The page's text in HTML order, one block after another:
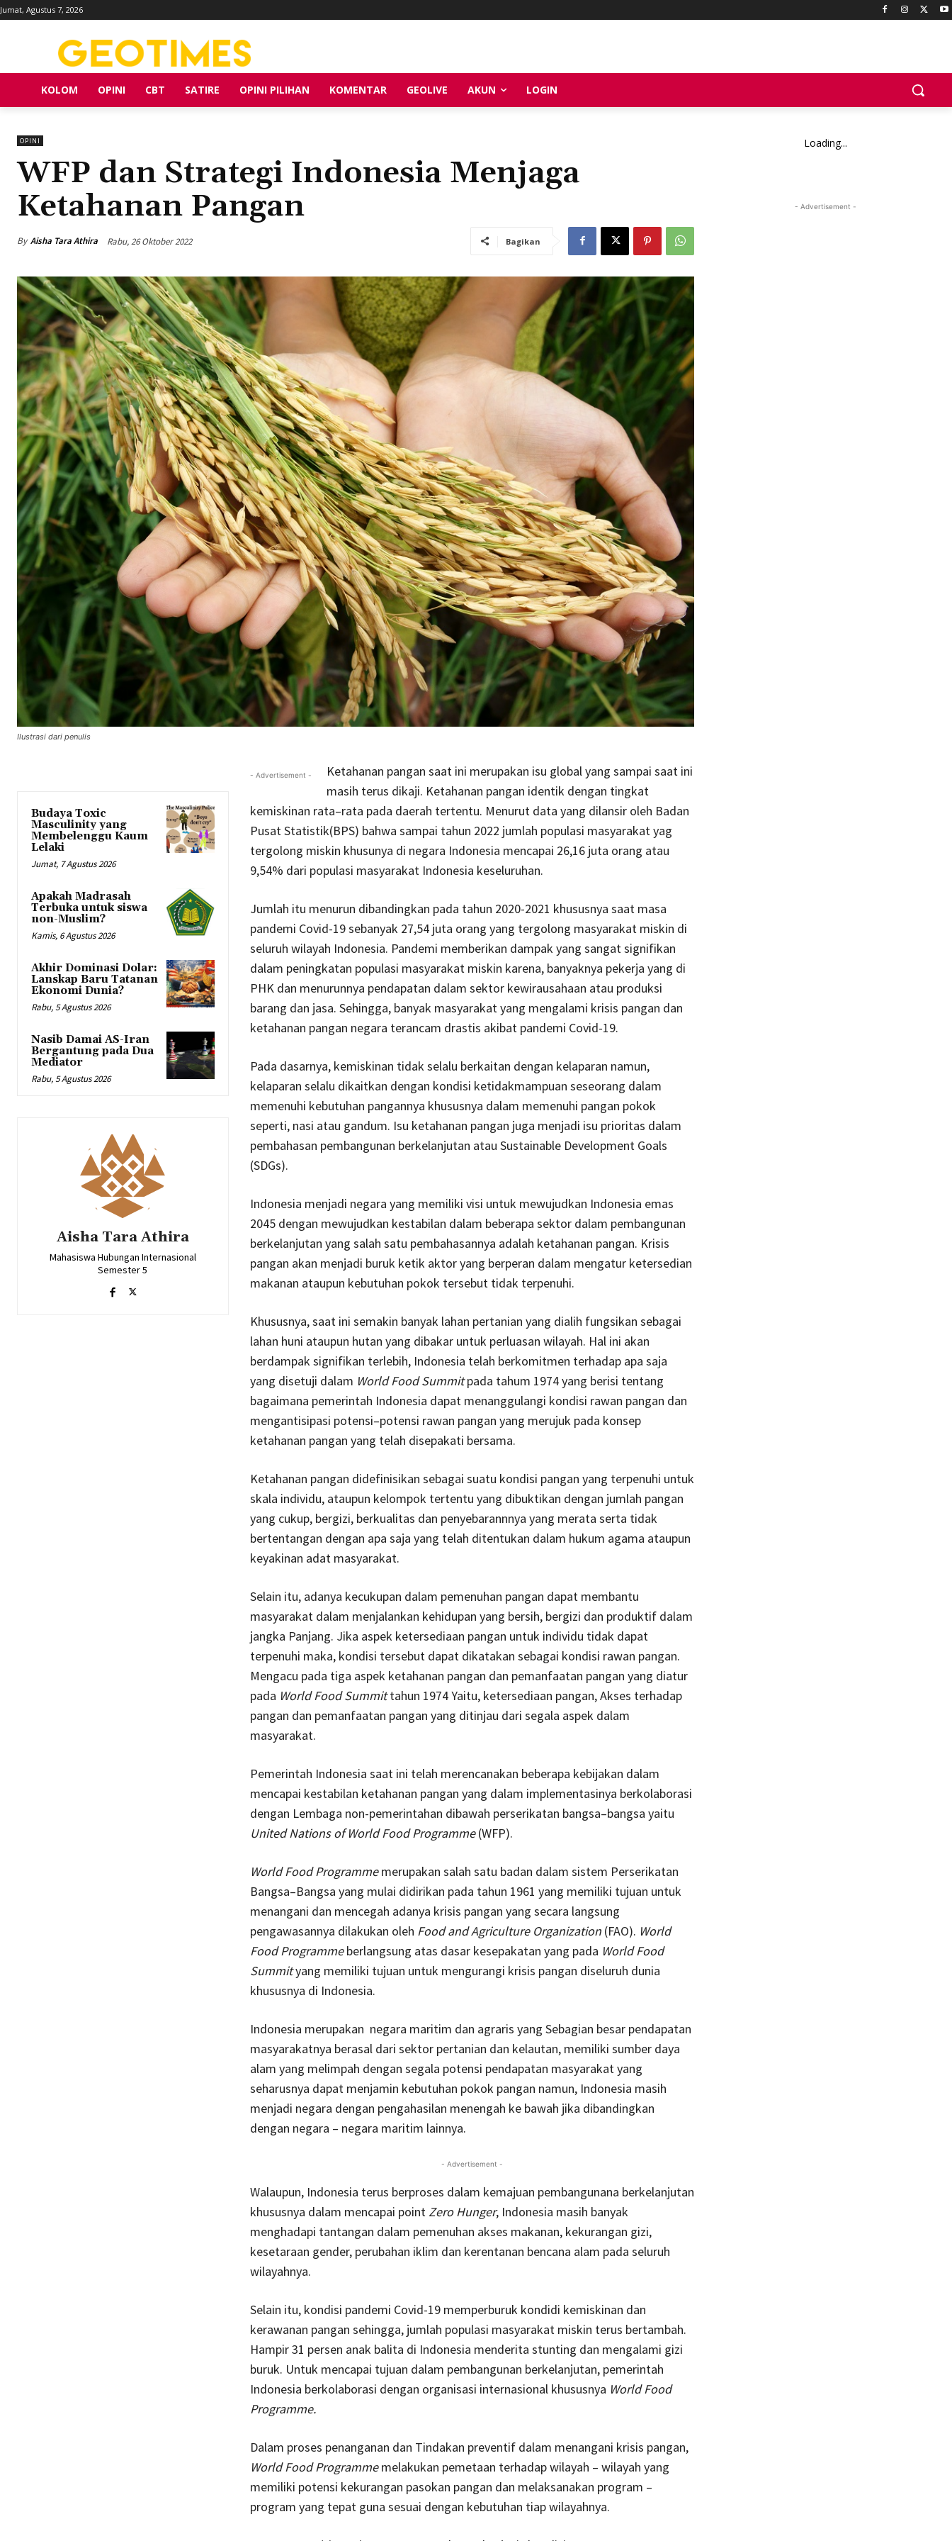
Jumat, Agustus 7, 2026
KOLOM OPINI CBT SATIRE OPINI PILIHAN KOMENTAR GEOLIVE AKUN LOGIN
OPINI
WFP dan Strategi Indonesia Menjaga
Ketahanan Pangan
By Aisha Tara Athira Rabu, 26 Oktober 2022 Bagikan
Ilustrasi dari penulis
Budaya Toxic
Masculinity yang
Membelenggu Kaum
Lelaki
Jumat, 7 Agustus 2026
Apakah Madrasah
Terbuka untuk siswa
non-Muslim?
Kamis, 6 Agustus 2026
Akhir Dominasi Dolar:
Lanskap Baru Tatanan
Ekonomi Dunia?
Rabu, 5 Agustus 2026
Nasib Damai AS-Iran
Bergantung pada Dua
Mediator
Rabu, 5 Agustus 2026
Aisha Tara Athira
Mahasiswa Hubungan Internasional
Semester 5
- Advertisement -
Ketahanan pangan saat ini merupakan isu global yang sampai saat ini
masih terus dikaji. Ketahanan pangan identik dengan tingkat
kemiskinan rata–rata pada daerah tertentu. Menurut data yang dilansir oleh Badan
Pusat Statistik(BPS) bahwa sampai tahun 2022 jumlah populasi masyarakat yag
tergolong miskin khusunya di negara Indonesia mencapai 26,16 juta orang atau
9,54% dari populasi masyarakat Indonesia keseluruhan.
Jumlah itu menurun dibandingkan pada tahun 2020-2021 khususnya saat masa
pandemi Covid-19 sebanyak 27,54 juta orang yang tergolong masyarakat miskin di
seluruh wilayah Indonesia. Pandemi memberikan dampak yang sangat signifikan
dalam peningkatan populasi masyarakat miskin karena, banyaknya pekerja yang di
PHK dan menurunnya pendapatan dalam sektor kewirausahaan atau produksi
barang dan jasa. Sehingga, banyak masyarakat yang mengalami krisis pangan dan
ketahanan pangan negara terancam drastis akibat pandemi Covid-19.
Pada dasarnya, kemiskinan tidak selalu berkaitan dengan kelaparan namun,
kelaparan selalu dikaitkan dengan kondisi ketidakmampuan seseorang dalam
memenuhi kebutuhan pangannya khususnya dalam memenuhi pangan pokok
seperti, nasi atau gandum. Isu ketahanan pangan juga menjadi isu prioritas dalam
pembahasan pembangunan berkelanjutan atau Sustainable Development Goals
(SDGs).
Indonesia menjadi negara yang memiliki visi untuk mewujudkan Indonesia emas
2045 dengan mewujudkan kestabilan dalam beberapa sektor dalam pembangunan
berkelanjutan yang salah satu pembahasannya adalah ketahanan pangan. Krisis
pangan akan menjadi buruk ketik aktor yang berperan dalam mengatur ketersedian
makanan ataupun kebutuhan pokok tersebut tidak terpenuhi.
Khususnya, saat ini semakin banyak lahan pertanian yang dialih fungsikan sebagai
lahan huni ataupun hutan yang dibakar untuk perluasan wilayah. Hal ini akan
berdampak signifikan terlebih, Indonesia telah berkomitmen terhadap apa saja
yang disetuji dalam World Food Summitpada tahum 1974 yang berisi tentang
bagaimana pemerintah Indonesia dapat menanggulangi kondisi rawan pangan dan
mengantisipasi potensi–potensi rawan pangan yang merujuk pada konsep
ketahanan pangan yang telah disepakati bersama.
Ketahanan pangan didefinisikan sebagai suatu kondisi pangan yang terpenuhi untuk
skala individu, ataupun kelompok tertentu yang dibuktikan dengan jumlah pangan
yang cukup, bergizi, berkualitas dan penyebarannnya yang merata serta tidak
bertentangan dengan apa saja yang telah ditentukan dalam hukum agama ataupun
keyakinan adat masyarakat.
Selain itu, adanya kecukupan dalam pemenuhan pangan dapat membantu
masyarakat dalam menjalankan kehidupan yang bersih, bergizi dan produktif dalam
jangka Panjang. Jika aspek ketersediaan pangan untuk individu tidak dapat
terpenuhi maka, kondisi tersebut dapat dikatakan sebagai kondisi rawan pangan.
Mengacu pada tiga aspek ketahanan pangan dan pemanfaatan pangan yang diatur
pada World Food Summittahun 1974 Yaitu, ketersediaan pangan, Akses terhadap
pangan dan pemanfaatan pangan yang ditinjau dari segala aspek dalam
masyarakat.
Pemerintah Indonesia saat ini telah merencanakan beberapa kebijakan dalam
mencapai kestabilan ketahanan pangan yang dalam implementasinya berkolaborasi
dengan Lembaga non-pemerintahan dibawah perserikatan bangsa–bangsa yaitu
United Nations of World Food Programme(WFP).
World Food Programmemerupakan salah satu badan dalam sistem Perserikatan
Bangsa–Bangsa yang mulai didirikan pada tahun 1961 yang memiliki tujuan untuk
menangani dan mencegah adanya krisis pangan yang secara langsung
pengawasannya dilakukan oleh Food and Agriculture Organization(FAO). World
Food Programmeberlangsung atas dasar kesepakatan yang pada World Food
Summityang memiliki tujuan untuk mengurangi krisis pangan diseluruh dunia
khususnya di Indonesia.
Indonesia merupakan negara maritim dan agraris yang Sebagian besar pendapatan
masyarakatnya berasal dari sektor pertanian dan kelautan, memiliki sumber daya
alam yang melimpah dengan segala potensi pendapatan masyarakat yang
seharusnya dapat menjamin kebutuhan pokok pangan namun, Indonesia masih
menjadi negara dengan pengahasilan menengah ke bawah jika dibandingkan
dengan negara – negara maritim lainnya.
- Advertisement -
Walaupun, Indonesia terus berproses dalam kemajuan pembangunana berkelanjutan
khususnya dalam mencapai point Zero Hunger, Indonesia masih banyak
menghadapi tantangan dalam pemenuhan akses makanan, kekurangan gizi,
kesetaraan gender, perubahan iklim dan kerentanan bencana alam pada seluruh
wilayahnya.
Selain itu, kondisi pandemi Covid-19 memperburuk kondidi kemiskinan dan
kerawanan pangan sehingga, jumlah populasi masyarakat miskin terus bertambah.
Hampir 31 persen anak balita di Indonesia menderita stunting dan mengalami gizi
buruk. Untuk mencapai tujuan dalam pembangunan berkelanjutan, pemerintah
Indonesia berkolaborasi dengan organisasi internasional khususnya World Food
Programme.
Dalam proses penanganan dan Tindakan preventif dalam menangani krisis pangan,
World Food Programmemelakukan pemetaan terhadap wilayah – wilayah yang
memiliki potensi kekurangan pasokan pangan dan melaksanakan program –
program yang tepat guna sesuai dengan kebutuhan tiap wilayahnya.
Loading...
- Advertisement -